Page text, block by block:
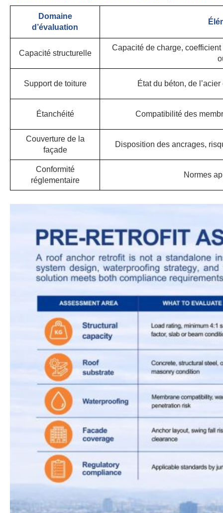
Domaine
d’évaluation
Capacité structurelle
Capacité de charge,
Support de toiture État du béton, de
Étanchéité Compatibilité des
Couverture de la
façade
Disposition des ancrages,
Conformité
réglementaire
Normes